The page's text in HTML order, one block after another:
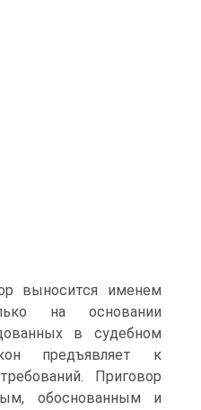
выносится именем
на основании
в судебном
предъявляет к
Приговор
обоснованным и